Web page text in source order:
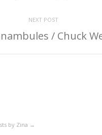
NEXT POST
/ Chuck
by Zina →